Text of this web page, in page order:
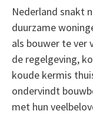
Nederland snakt
duurzame
als bouwer te
de regelgeving,
koude kermis
ondervindt
met hun